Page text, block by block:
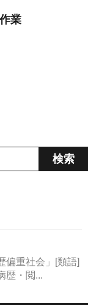
業
偏重社会」[類語]
歴・閲...